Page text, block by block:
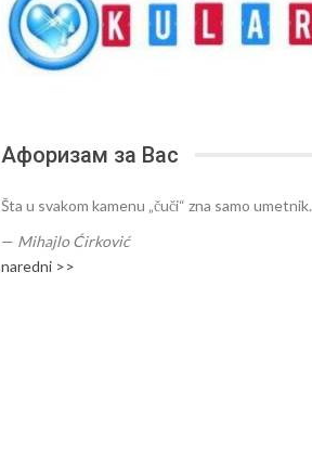
Афоризам за Вас
Šta u svakom kamenu „čuči“ zna samo umetnik.
— Mihajlo Ćirković
naredni >>